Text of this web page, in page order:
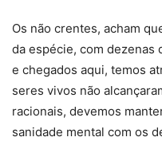
Os não crentes, acham
da espécie, com dezenas
e chegados aqui, temos
seres vivos não
racionais, devemos
sanidade mental com os